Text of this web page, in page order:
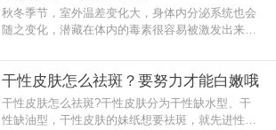
秋冬季节，室外温差变化大，身体内分泌系统也会
随之变化，潜藏在体内的毒素很容易被激发出来，
个美容祛斑常识。
干性皮肤怎么祛斑？要努力才能白嫩哦
干性皮肤怎么祛斑?干性皮肤分为干性缺水型、干
性缺油型，干性皮肤的妹纸想要祛斑，就先进性给